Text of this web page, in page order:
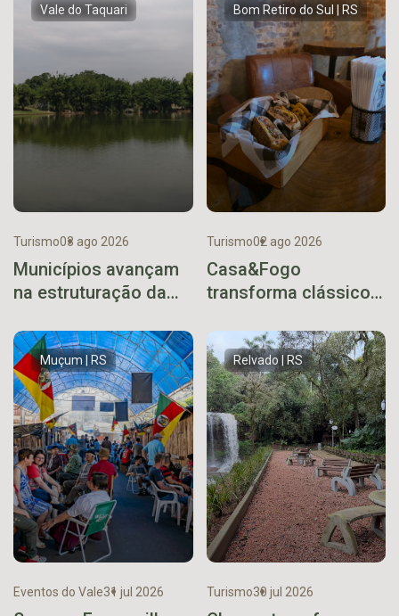
Vale do Taquari
Turismo03 ago 2026
Municípios avançam
na estruturação da
reunião técnica
Bom Retiro do Sul | RS
Turismo02 ago 2026
Casa&Fogo
transforma clássico
gaúcho
Muçum | RS
Eventos do Vale31 jul 2026
Relvado | RS
Turismo30 jul 2026